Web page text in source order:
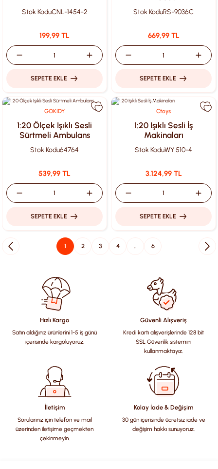
Stok KoduCNL-1454-2
199,99 TL
SEPETE EKLE
Stok KoduRS-9036C
669,99 TL
SEPETE EKLE
GOKIDY
1:20 Ölçek Işıklı Sesli
Sürtmeli Ambulans
Stok Kodu64764
539,99 TL
SEPETE EKLE
Ctoys
1:20 Işıklı Sesli İş
Makinaları
Stok KoduWY 510-4
3.124,99 TL
SEPETE EKLE
1 2 3 4 .. 6
Hızlı Kargo
Satın aldığınız ürünlerini 1-5 iş günü
içerisinde kargoluyoruz.
Güvenli Alışveriş
Kredi kartı alışverişlerinde 128 bit
SSL Güvenlik sistemini
kullanmaktayız.
İletişim
Sorularınız için telefon ve mail
üzerinden iletişime geçmekten
çekinmeyin.
Kolay İade & Değişim
30 gün içerisinde ücretsiz iade ve
değişim hakkı sunuyoruz.